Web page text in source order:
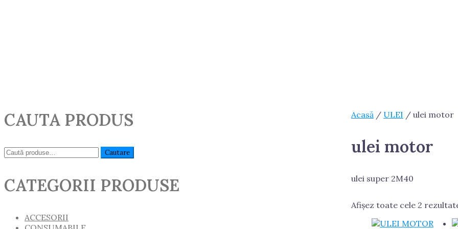
Acasă / ULEI / ulei motor
ulei motor
ulei super 2M40
Afișez toate cele 2
CAUTA PRODUS
Caută: Cautare
CATEGORII PRODUSE
ACCESORII